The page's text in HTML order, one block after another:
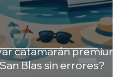
catamarán premium
Blas sin errores?